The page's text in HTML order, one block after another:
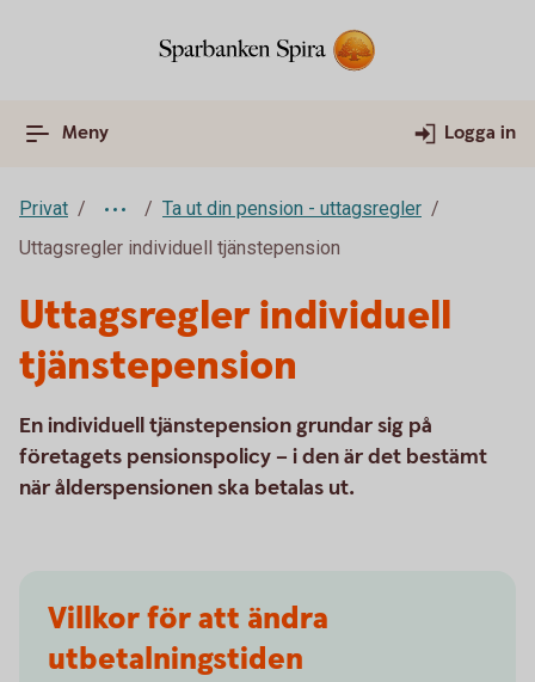
Meny Logga in
Privat
Ta ut din pension - uttagsregler
Uttagsregler individuell tjänstepension
Uttagsregler individuell
tjänstepension
En individuell tjänstepension grundar sig på
företagets pensionspolicy – i den är det bestämt
när ålderspensionen ska betalas ut.
Villkor för att ändra
utbetalningstiden